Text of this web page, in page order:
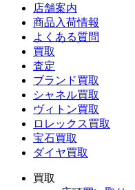
店舗案内
商品入荷情報
よくある質問
買取
査定
ブランド買取
シャネル買取
ヴィトン買取
ロレックス買取
宝石買取
ダイヤ買取
買取